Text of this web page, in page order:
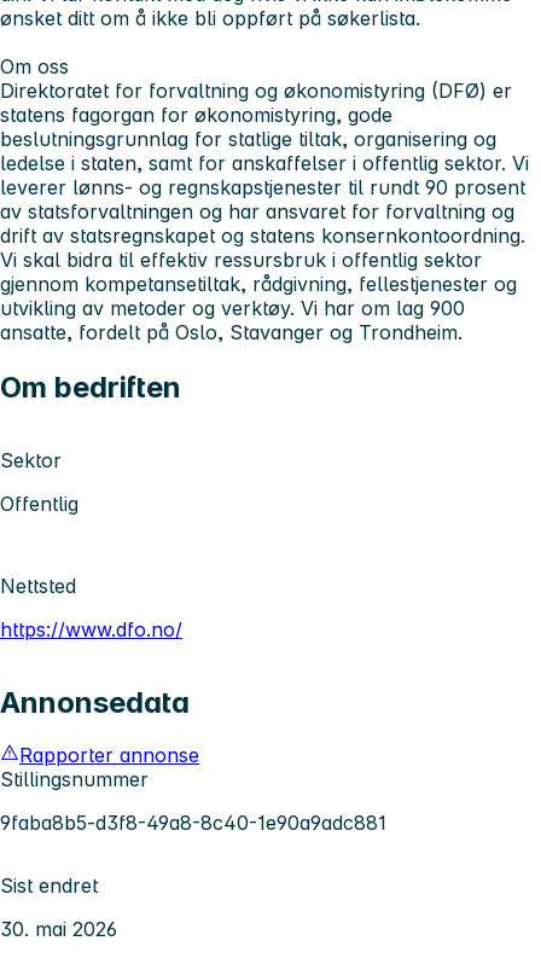
ønsket ditt om å ikke bli oppført på søkerlista.
Om oss
Direktoratet for forvaltning og økonomistyring (DFØ) er
statens fagorgan for økonomistyring, gode
beslutningsgrunnlag for statlige tiltak, organisering og
ledelse i staten, samt for anskaffelser i offentlig sektor. Vi
leverer lønns- og regnskapstjenester til rundt 90 prosent
av statsforvaltningen og har ansvaret for forvaltning og
drift av statsregnskapet og statens konsernkontoordning.
Vi skal bidra til effektiv ressursbruk i offentlig sektor
gjennom kompetansetiltak, rådgivning, fellestjenester og
utvikling av metoder og verktøy. Vi har om lag 900
ansatte, fordelt på Oslo, Stavanger og Trondheim.
Om bedriften
Sektor
Offentlig
Nettsted
https://www.dfo.no/
Annonsedata
Rapporter annonse
Stillingsnummer
9faba8b5-d3f8-49a8-8c40-1e90a9adc881
Sist endret
30. mai 2026